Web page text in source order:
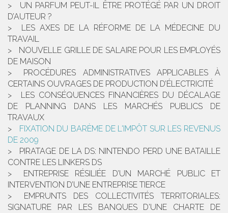
UN PARFUM PEUT-IL ÊTRE PROTÉGÉ PAR UN DROIT
D’AUTEUR ?
LES AXES DE LA RÉFORME DE LA MÉDECINE DU
TRAVAIL
NOUVELLE GRILLE DE SALAIRE POUR LES EMPLOYÉS
DE MAISON
PROCÉDURES ADMINISTRATIVES APPLICABLES À
CERTAINS OUVRAGES DE PRODUCTION D’ÉLECTRICITÉ
LES CONSÉQUENCES FINANCIÈRES DU DÉCALAGE
DE PLANNING DANS LES MARCHÉS PUBLICS DE
TRAVAUX
FIXATION DU BARÈME DE L'IMPÔT SUR LES REVENUS
DE 2009
PIRATAGE DE LA DS: NINTENDO PERD UNE BATAILLE
CONTRE LES LINKERS DS
ENTREPRISE RÉSILIÉE D’UN MARCHÉ PUBLIC ET
INTERVENTION D’UNE ENTREPRISE TIERCE
EMPRUNTS DES COLLECTIVITÉS TERRITORIALES:
SIGNATURE PAR LES BANQUES D'UNE CHARTE DE